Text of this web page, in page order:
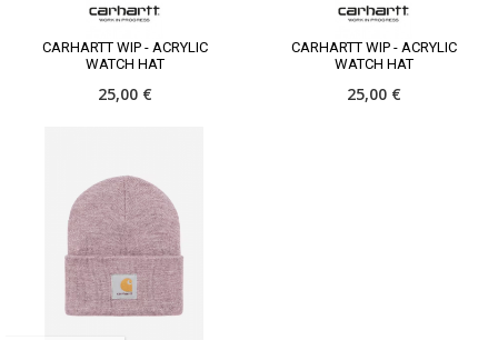
CARHARTT WIP - ACRYLIC
WATCH HAT
25,00 €
CARHARTT WIP - ACRYLIC
WATCH HAT
25,00 €